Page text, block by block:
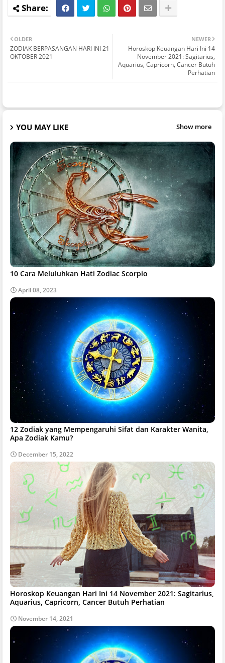
NEWER
Horoskop Keuangan Hari Ini 14
November 2021: Sagitarius,
Aquarius, Capricorn, Cancer Butuh
Perhatian
OLDER
ZODIAK BERPASANGAN HARI INI 21
OKTOBER 2021
YOU MAY LIKE Show more
10 Cara Meluluhkan Hati Zodiac Scorpio
April 08, 2023
12 Zodiak yang Mempengaruhi Sifat dan Karakter Wanita,
Apa Zodiak Kamu?
December 15, 2022
Horoskop Keuangan Hari Ini 14 November 2021: Sagitarius,
Aquarius, Capricorn, Cancer Butuh Perhatian
November 14, 2021